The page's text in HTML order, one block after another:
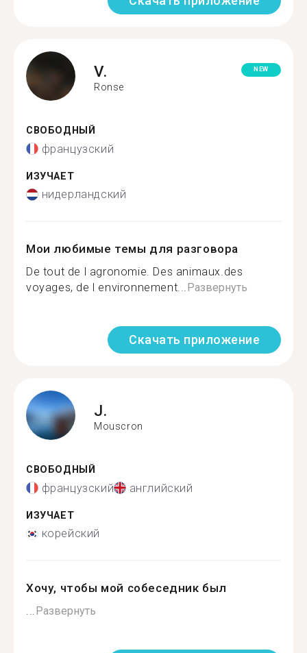
V.
Ronse
NEW
СВОБОДНЫЙ
французский
ИЗУЧАЕТ
нидерландский
Мои любимые темы для разговора
De tout de l agronomie. Des animaux.des
voyages, de l environnement...Развернуть
Скачать приложение
J.
Mouscron
СВОБОДНЫЙ
французский английский
ИЗУЧАЕТ
корейский
Хочу, чтобы мой собеседник был
...Развернуть